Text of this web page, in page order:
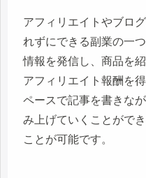
アフィリエイトやブロ
れずにできる副業の一
情報を発信し、商品を
アフィリエイト報酬を
ペースで記事を書きな
み上げていくことがで
ことが可能です。